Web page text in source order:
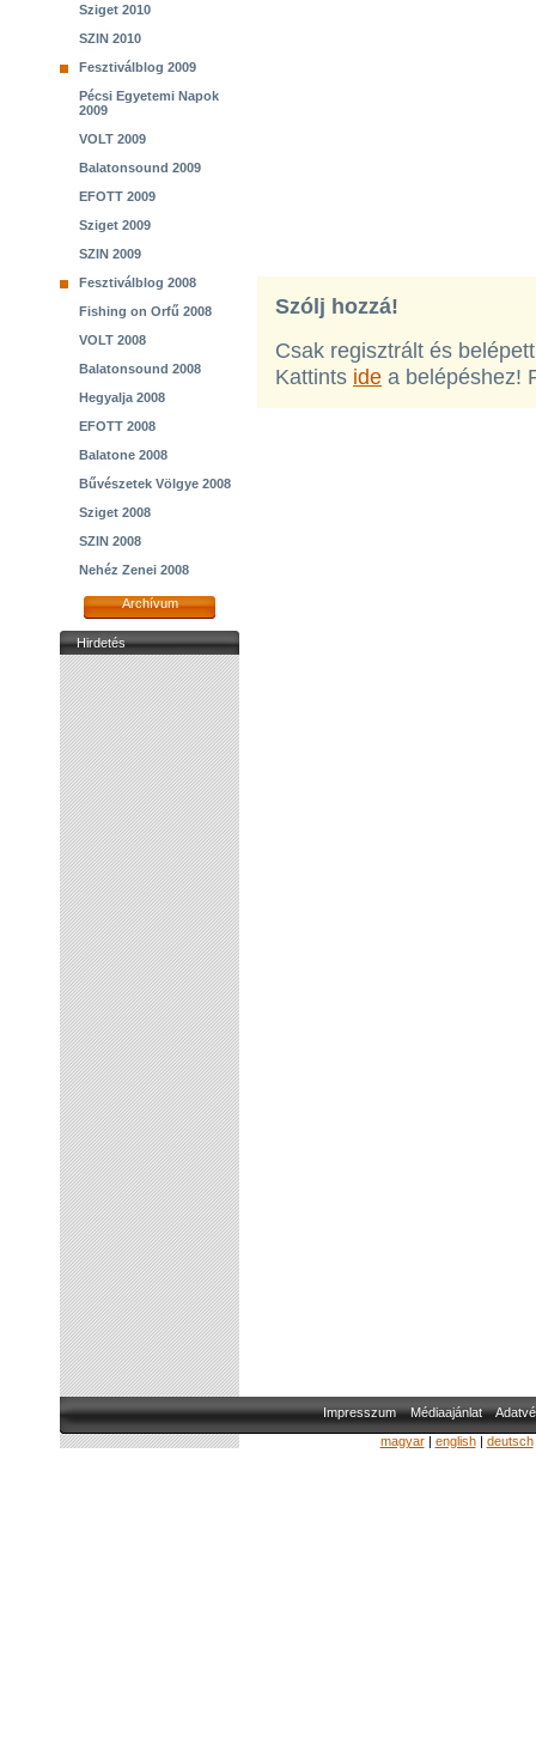
Sziget 2010
SZIN 2010
Fesztiválblog 2009
Pécsi Egyetemi Napok
2009
VOLT 2009
Balatonsound 2009
EFOTT 2009
Sziget 2009
SZIN 2009
Fesztiválblog 2008
Fishing on Orfű 2008
VOLT 2008
Balatonsound 2008
Hegyalja 2008
EFOTT 2008
Balatone 2008
Bűvészetek Völgye 2008
Sziget 2008
SZIN 2008
Nehéz Zenei 2008
Archívum
Hirdetés
Szólj hozzá!
Csak regisztrált és
Kattints ide a belépéshez!
Impresszum Médiaajánlat
magyar| english| deutsch